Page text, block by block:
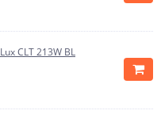
CLT 213W BL